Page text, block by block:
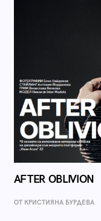
AFTER OBLIVION
ОТ КРИСТИЯНА БУРДЕВА